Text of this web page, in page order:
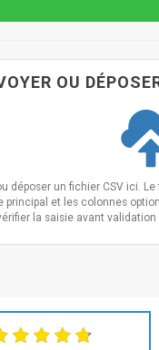
OU
déposer un fichier CSV ici.
principal et les colonnes
la saisie avant validation